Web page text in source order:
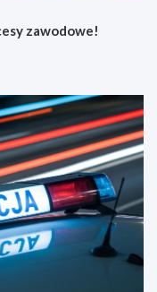
zawodowe!